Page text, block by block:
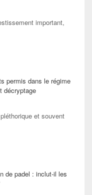
important,
permis dans le régime
décryptage
et souvent
de padel : inclut-il les